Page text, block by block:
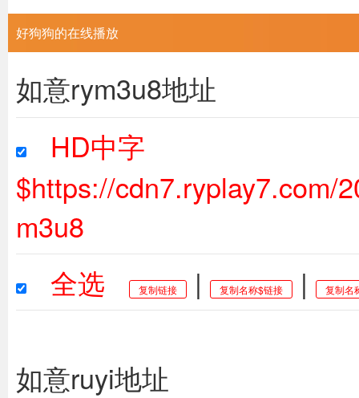
好狗狗的在线播放
如意rym3u8地址
HD中字
$https://cdn7.ryplay7.com/
m3u8
全选
复制链接 | 复制名称$链接 | 复制名
如意ruyi地址